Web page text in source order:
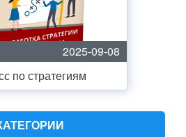
2025-09-08
по стратегиям